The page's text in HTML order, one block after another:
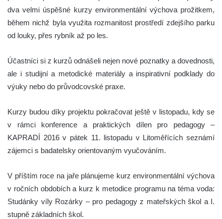
dva velmi úspěšné kurzy environmentální výchova prožitkem,
během nichž byla využita rozmanitost prostředí zdejšího parku
od louky, přes rybník až po les.
Účastníci si z kurzů odnášeli nejen nové poznatky a dovednosti,
ale i studijní a metodické materiály a inspirativní podklady do
výuky nebo do průvodcovské praxe.
Kurzy budou díky projektu pokračovat ještě v listopadu, kdy se
v rámci konference a praktických dílen pro pedagogy –
KAPRADÍ 2016 v pátek 11. listopadu v Litoměřících seznámí
zájemci s badatelsky orientovaným vyučováním.
V příštím roce na jaře plánujeme kurz environmentální výchova
v ročních obdobích a kurz k metodice programu na téma voda:
Studánky víly Rozárky – pro pedagogy z mateřských škol a I.
stupně základních škol.